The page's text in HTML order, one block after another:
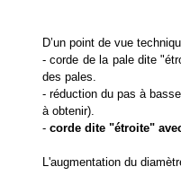
D’un point de vue
- corde de la pale dite
des pales.
- réduction du pas à
à obtenir).
- corde dite "étroite"
L'augmentation du